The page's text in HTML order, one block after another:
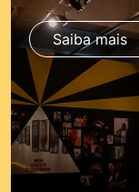
Saiba mais